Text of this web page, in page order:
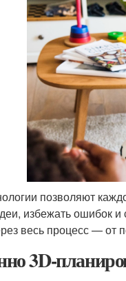
позволяют
избежать ошибок
весь процесс —
3D-